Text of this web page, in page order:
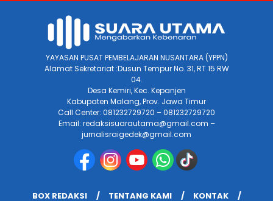
YAYASAN PUSAT PEMBELAJARAN NUSANTARA (YPPN)
Alamat Sekretariat :Dusun Tempur No. 31, RT 15 RW
04.
Desa Kemiri, Kec. Kepanjen
Kabupaten Malang, Prov. Jawa Timur
Call Center: 081232729720 – 081232729720
Email: redaksisuarautama@gmail.com –
jurnalisraigedek@gmail.com
BOX REDAKSI TENTANG KAMI KONTAK